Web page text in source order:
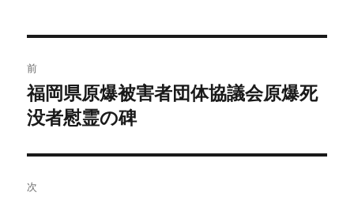
稿
ナ
ビ
ゲ
前
前
の
稿:
福岡県原爆被害者団体協議会原爆死
没者慰霊の碑
次